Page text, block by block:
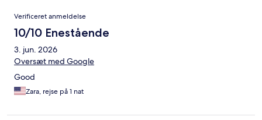
Anmeldelser
Verificeret anmeldelse
10/10 Enestående
3. jun. 2026
Oversæt med Google
Good
Zara, rejse på 1 nat